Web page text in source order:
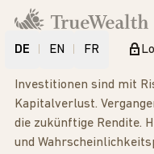
DE EN FR
Investitionen sind mit
Kapitalverlust.
die zukünftige Rendite.
und